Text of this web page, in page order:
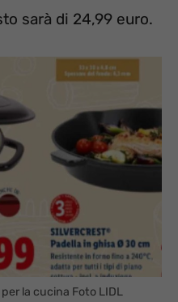
sarà di 24,99 euro.
la cucina Foto LIDL